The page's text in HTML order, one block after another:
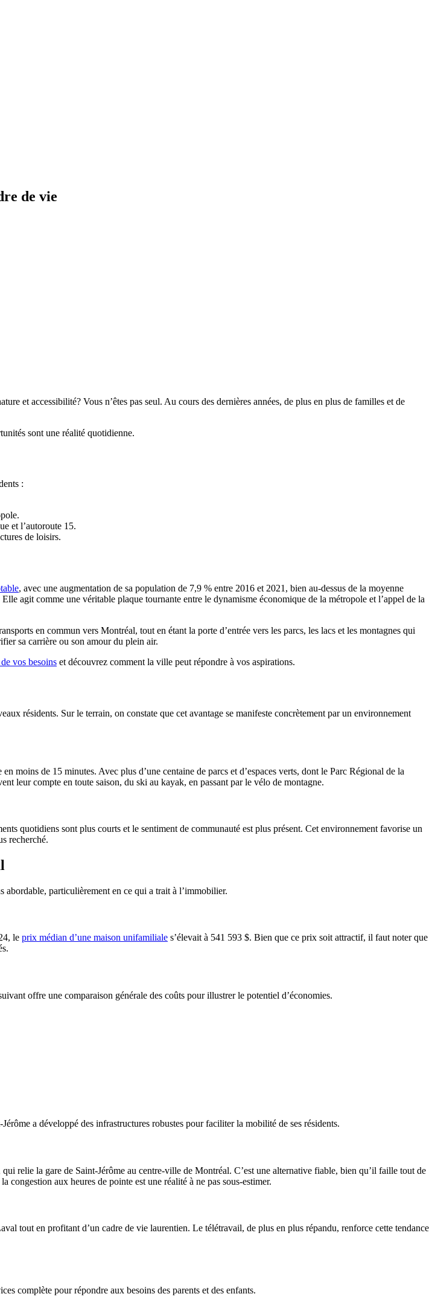
de vie
et accessibilité? Vous n’êtes pas seul. Au cours des dernières années, de plus en plus de familles et de
sont une réalité quotidienne.
:
et l’autoroute 15.
de loisirs.
, avec une augmentation de sa population de 7,9 % entre 2016 et 2021, bien au-dessus de la moyenne
agit comme une véritable plaque tournante entre le dynamisme économique de la métropole et l’appel de la
en commun vers Montréal, tout en étant la porte d’entrée vers les parcs, les lacs et les montagnes qui
sa carrière ou son amour du plein air.
vos besoins et découvrez comment la ville peut répondre à vos aspirations.
résidents. Sur le terrain, on constate que cet avantage se manifeste concrètement par un environnement
moins de 15 minutes. Avec plus d’une centaine de parcs et d’espaces verts, dont le Parc Régional de la
leur compte en toute saison, du ski au kayak, en passant par le vélo de montagne.
quotidiens sont plus courts et le sentiment de communauté est plus présent. Cet environnement favorise un
recherché.
abordable, particulièrement en ce qui a trait à l’immobilier.
le prix médian d’une maison unifamiliale s’élevait à 541 593 $. Bien que ce prix soit attractif, il faut noter que
offre une comparaison générale des coûts pour illustrer le potentiel d’économies.
a développé des infrastructures robustes pour faciliter la mobilité de ses résidents.
qui relie la gare de Saint-Jérôme au centre-ville de Montréal. C’est une alternative fiable, bien qu’il faille tout de
aux heures de pointe est une réalité à ne pas sous-estimer.
tout en profitant d’un cadre de vie laurentien. Le télétravail, de plus en plus répandu, renforce cette tendance
complète pour répondre aux besoins des parents et des enfants.